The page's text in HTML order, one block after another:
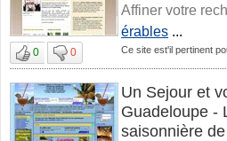
Affiner votre
érables ...
0 0 Ce site est'il pertinent
Un Sejour et
Guadeloupe -
saisonnière